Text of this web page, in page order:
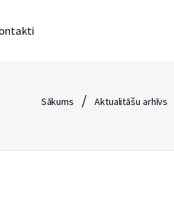
Sākums / Aktualitāšu arhīvs